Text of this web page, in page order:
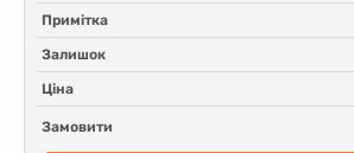
Примітка
Залишок
Ціна
Замовити